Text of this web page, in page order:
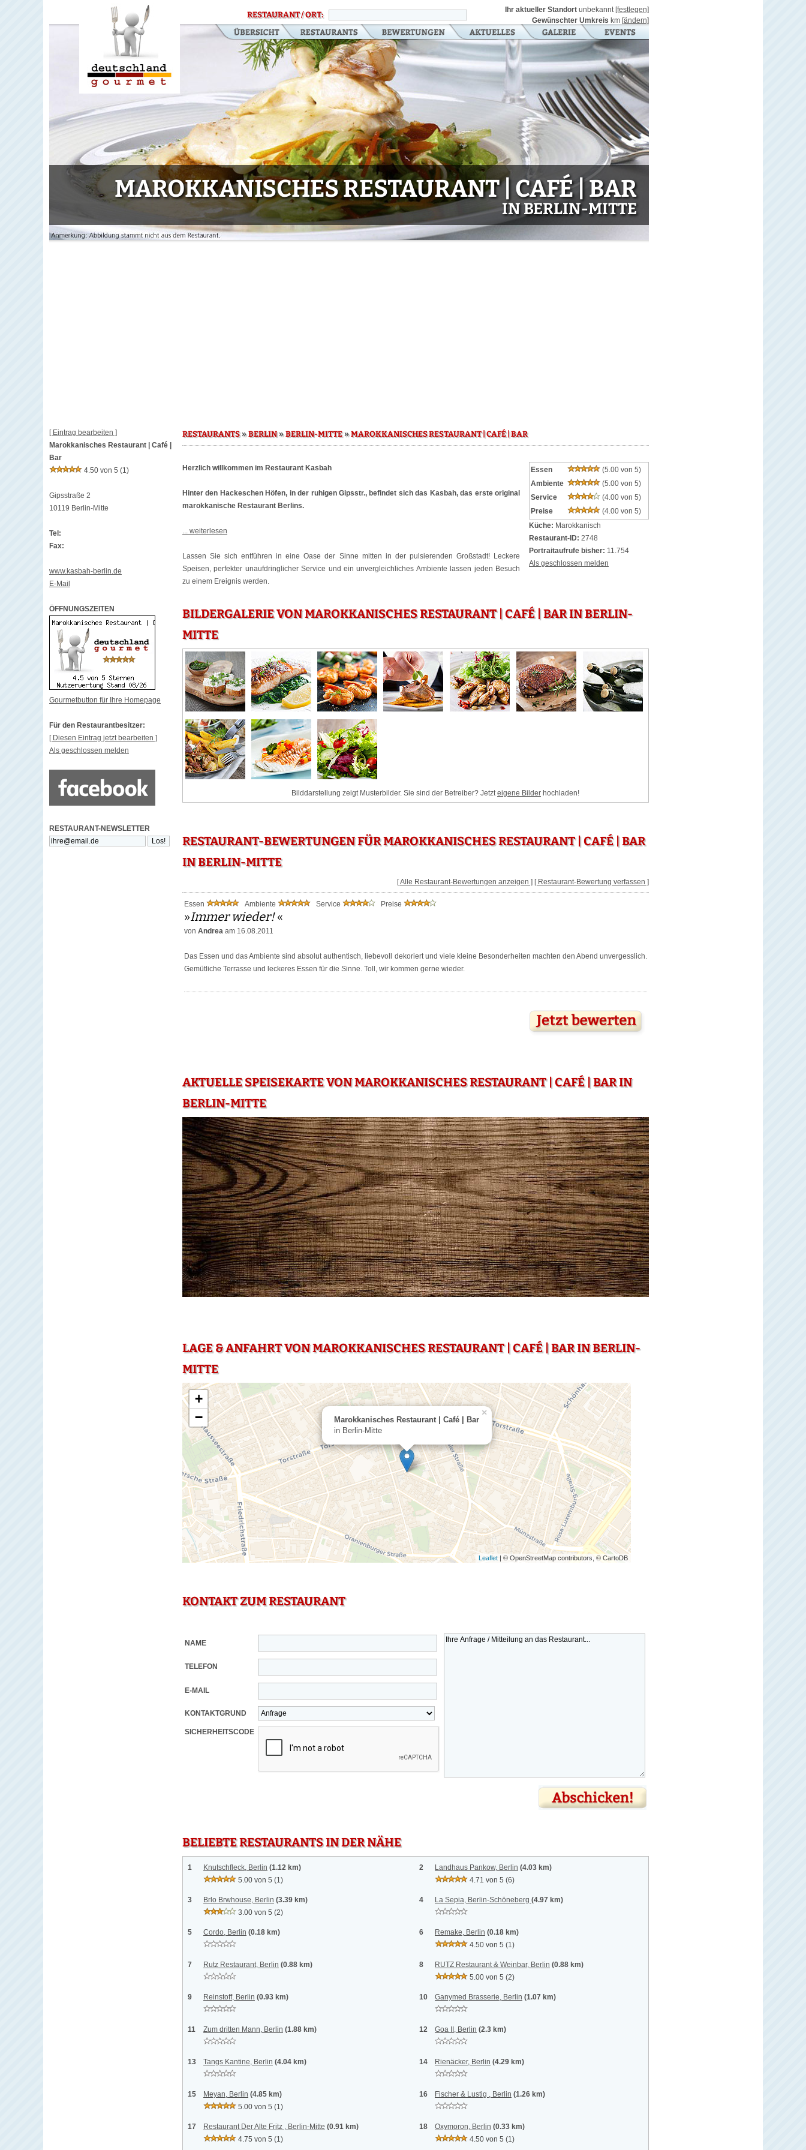
RESTAURANT / ORT:
Ihr aktueller Standort unbekannt [festlegen]
Gewünschter Umkreis km [ändern]
MAROKKANISCHES RESTAURANT | CAFÉ | BAR
IN BERLIN-MITTE
[ Eintrag bearbeiten ]
Marokkanisches Restaurant | Café |
Bar
4.50 von 5 (1)
Gipsstraße 2
10119 Berlin-Mitte
Tel:
Fax:
www.kasbah-berlin.de
E-Mail
ÖFFNUNGSZEITEN
Gourmetbutton für Ihre Homepage
Für den Restaurantbesitzer:
[ Diesen Eintrag jetzt bearbeiten ]
Als geschlossen melden
RESTAURANT-NEWSLETTER
RESTAURANTS»BERLIN»BERLIN-MITTE»MAROKKANISCHES RESTAURANT | CAFÉ | BAR
Herzlich willkommen im Restaurant Kasbah
Hinter den Hackeschen Höfen, in der ruhigen Gipsstr., befindet sich das Kasbah, das erste original
marokkanische Restaurant Berlins.
... weiterlesen
Lassen Sie sich entführen in eine Oase der Sinne mitten in der pulsierenden Großstadt! Leckere
Speisen, perfekter unaufdringlicher Service und ein unvergleichliches Ambiente lassen jeden Besuch
zu einem Ereignis werden.
Essen
(5.00 von 5)
Ambiente
(5.00 von 5)
Service
(4.00 von 5)
Preise
(4.00 von 5)
Küche: Marokkanisch
Restaurant-ID: 2748
Portraitaufrufe bisher: 11.754
Als geschlossen melden
BILDERGALERIE VON MAROKKANISCHES RESTAURANT | CAFÉ | BAR IN BERLIN-
MITTE
Bilddarstellung zeigt Musterbilder. Sie sind der Betreiber? Jetzteigene Bilder hochladen!
RESTAURANT-BEWERTUNGEN FÜR MAROKKANISCHES RESTAURANT | CAFÉ | BAR
IN BERLIN-MITTE
[ Alle Restaurant-Bewertungen anzeigen ] [ Restaurant-Bewertung verfassen ]
Essen Ambiente Service Preise
»Immer wieder!«
von Andrea am 16.08.2011
Das Essen und das Ambiente sind absolut authentisch, liebevoll dekoriert und viele kleine Besonderheiten machten den Abend unvergesslich.
Gemütliche Terrasse und leckeres Essen für die Sinne. Toll, wir kommen gerne wieder.
AKTUELLE SPEISEKARTE VON MAROKKANISCHES RESTAURANT | CAFÉ | BAR IN
BERLIN-MITTE
LAGE & ANFAHRT VON MAROKKANISCHES RESTAURANT | CAFÉ | BAR IN BERLIN-
MITTE
Marokkanisches Restaurant | Café | Bar
in Berlin-Mitte
×
+
−
Leaflet | © OpenStreetMap contributors, © CartoDB
KONTAKT ZUM RESTAURANT
NAME
TELEFON
E-MAIL
KONTAKTGRUND
SICHERHEITSCODE
BELIEBTE RESTAURANTS IN DER NÄHE
1 Knutschfleck, Berlin (1.12 km)
5.00 von 5 (1)
2 Landhaus Pankow, Berlin (4.03 km)
4.71 von 5 (6)
3 Brlo Brwhouse, Berlin (3.39 km)
3.00 von 5 (2)
4 La Sepia, Berlin-Schöneberg (4.97 km)
5 Cordo, Berlin (0.18 km) 6 Remake, Berlin (0.18 km)
4.50 von 5 (1)
7 Rutz Restaurant, Berlin (0.88 km) 8 RUTZ Restaurant & Weinbar, Berlin (0.88 km)
5.00 von 5 (2)
9 Reinstoff, Berlin (0.93 km) 10 Ganymed Brasserie, Berlin (1.07 km)
11 Zum dritten Mann, Berlin (1.88 km) 12 Goa II, Berlin (2.3 km)
13 Tangs Kantine, Berlin (4.04 km) 14 Rienäcker, Berlin (4.29 km)
15 Meyan, Berlin (4.85 km)
5.00 von 5 (1)
16 Fischer & Lustig , Berlin (1.26 km)
17 Restaurant Der Alte Fritz , Berlin-Mitte (0.91 km)
4.75 von 5 (1)
18 Oxymoron, Berlin (0.33 km)
4.50 von 5 (1)